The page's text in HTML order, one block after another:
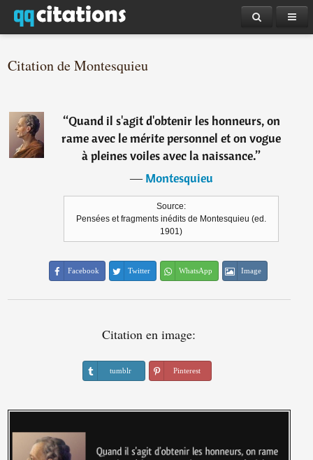
Citation de Montesquieu
“Quand il s'agit d'obtenir les honneurs, on
rame avec le mérite personnel et on vogue
à pleines voiles avec la naissance.”
―Montesquieu
Source:
Pensées et fragments inédits de Montesquieu (ed.
1901)
Facebook Twitter WhatsApp Image
Citation en image:
tumblr Pinterest